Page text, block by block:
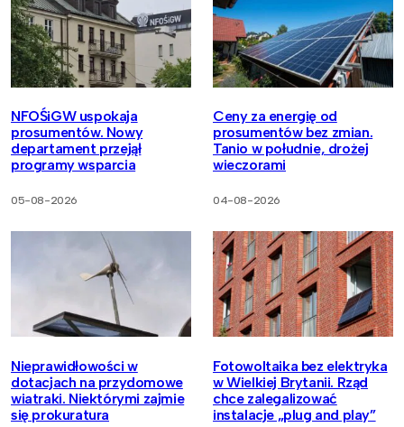
NFOŚiGW uspokaja
prosumentów. Nowy
departament przejął
programy wsparcia
05-08-2026
Ceny za energię od
prosumentów bez zmian.
Tanio w południe, drożej
wieczorami
04-08-2026
Nieprawidłowości w
dotacjach na przydomowe
wiatraki. Niektórymi zajmie
się prokuratura
Fotowoltaika bez elektryka
w Wielkiej Brytanii. Rząd
chce zalegalizować
instalacje „plug and play”